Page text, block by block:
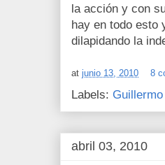
la acción y con
hay en todo esto
dilapidando la
at junio 13, 2010 8
Labels:
abril 03, 2010